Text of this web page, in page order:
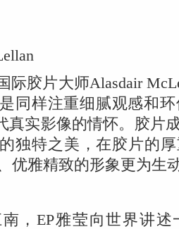
胶片大师Alasdair
同样注重细腻观感和
真实影像的情怀。胶片
独特之美，在胶片的
优雅精致的形象更为生
EP雅莹向世界讲述